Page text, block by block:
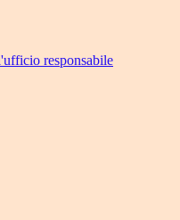
responsabile